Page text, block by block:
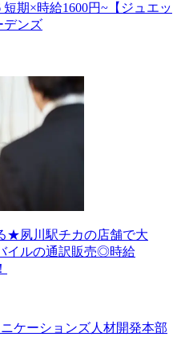
期×時給1600円~【ジュエッ
デンズ
★夙川駅チカの店舗で大
イルの通訳販売◎時給
ケーションズ人材開発本部